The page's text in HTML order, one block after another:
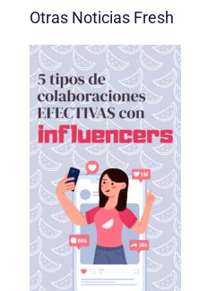
Otras Noticias Fresh